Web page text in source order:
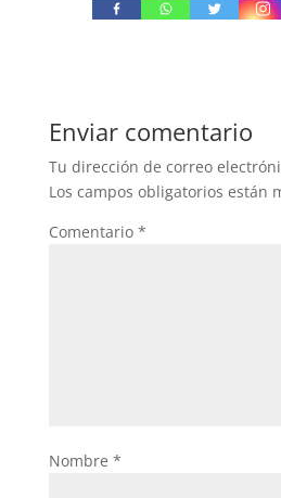
Enviar comentario
Tu dirección de correo
Los campos obligatorios están
Comentario *
Nombre *